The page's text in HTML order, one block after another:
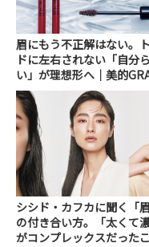
眉にもう不正解はない。
ドに左右されない「自分
い」が理想形へ｜美的
シシド・カフカに聞く「
の付き合い方。「太くて
がコンプレックスだった